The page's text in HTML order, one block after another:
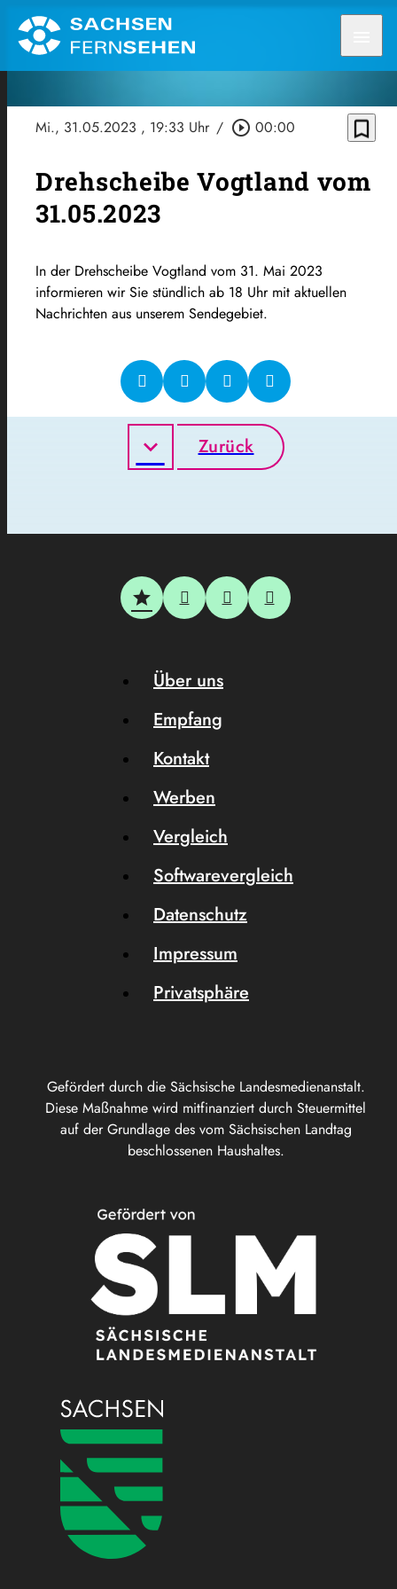
Mi., 31.05.2023 , 19:33 Uhr / play_circle_outline 00:00 bookmark_border
Drehscheibe Vogtland vom
31.05.2023
In der Drehscheibe Vogtland vom 31. Mai 2023
informieren wir Sie stündlich ab 18 Uhr mit aktuellen
Nachrichten aus unserem Sendegebiet.
Zurück
Gefördert durch die Sächsische Landesmedienanstalt.
Diese Maßnahme wird mitfinanziert durch Steuermittel
auf der Grundlage des vom Sächsischen Landtag
beschlossenen Haushaltes.
Über uns
Empfang
Kontakt
Werben
Vergleich
Softwarevergleich
Datenschutz
Impressum
Privatsphäre